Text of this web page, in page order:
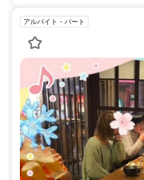
アルバイト・パート